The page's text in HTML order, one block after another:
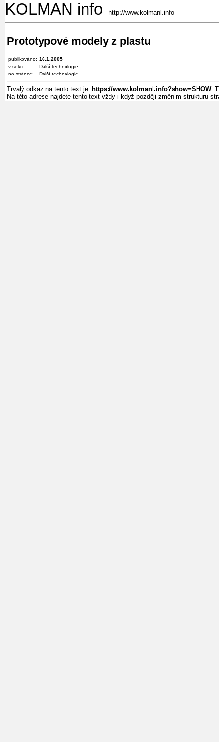
KOLMAN info http://www.kolmanl.info
Prototypové modely z plastu
publikováno: 16.1.2005
v sekci:
Další technologie
na stránce:
Další technologie
Trvalý odkaz na tento text je: https://
Na této adrese najdete tento text vždy i když později změním strukturu